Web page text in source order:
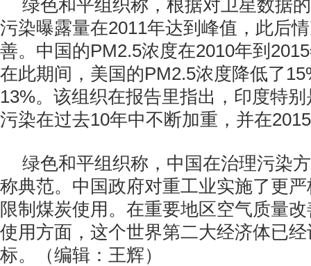
绿色和平组织称，根据对卫星数据
污染曝露量在2011年达到峰值，此后
善。中国的PM2.5浓度在2010年到
在此期间，美国的PM2.5浓度降低了
13%。该组织在报告里指出，印度特
污染在过去10年中不断加重，并在
绿色和平组织称，中国在治理污染
称典范。中国政府对重工业实施了更
限制煤炭使用。在重要地区空气质量
使用方面，这个世界第二大经济体已
标。（编辑：王辉）